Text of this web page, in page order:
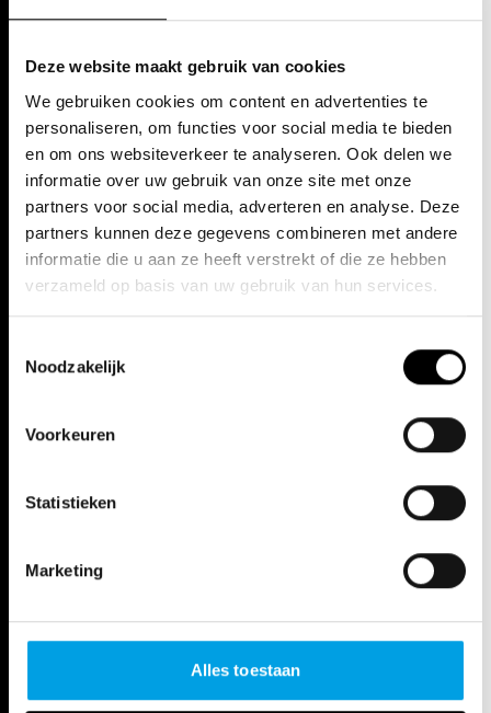
Deze website maakt gebruik van cookies
We gebruiken cookies om content en advertenties te
personaliseren, om functies voor social media te bieden
en om ons websiteverkeer te analyseren. Ook delen we
informatie over uw gebruik van onze site met onze
partners voor social media, adverteren en analyse. Deze
partners kunnen deze gegevens combineren met andere
informatie die u aan ze heeft verstrekt of die ze hebben
verzameld op basis van uw gebruik van hun services.
Noodzakelijk
Voorkeuren
Statistieken
Marketing
Alles toestaan
van onmogelijk verlangen. Als je zelf met
dat die opera nagenoeg ondraaglijk is.
Pieter Bergé, musicoloog